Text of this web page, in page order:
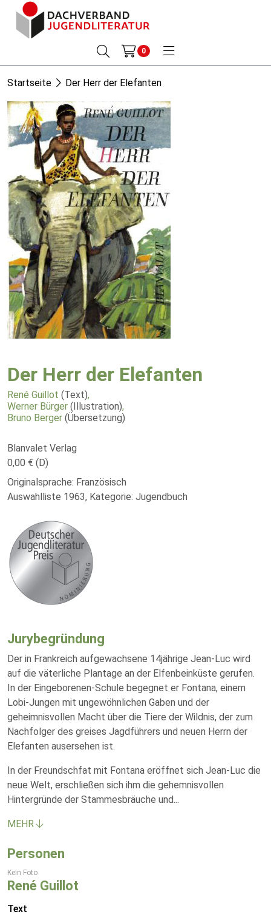
0
Startseite Der Herr der Elefanten
Der Herr der Elefanten
René Guillot (Text),
Werner Bürger (Illustration),
Bruno Berger (Übersetzung)
Blanvalet Verlag
0,00 € (D)
Originalsprache: Französisch
Auswahlliste 1963, Kategorie: Jugendbuch
Jurybegründung
Der in Frankreich aufgewachsene 14jährige Jean-Luc wird
auf die väterliche Plantage an der Elfenbeinküste gerufen.
In der Eingeborenen-Schule begegnet er Fontana, einem
Lobi-Jungen mit ungewöhnlichen Gaben und der
geheimnisvollen Macht über die Tiere der Wildnis, der zum
Nachfolger des greises Jagdführers und neuen Herrn der
Elefanten ausersehen ist.
In der Freundschfat mit Fontana eröffnet sich Jean-Luc die
neue Welt, erschließen sich ihm die gehemnisvollen
Hintergründe der Stammesbräuche und...
MEHR
Personen
Kein Foto
René Guillot
Text